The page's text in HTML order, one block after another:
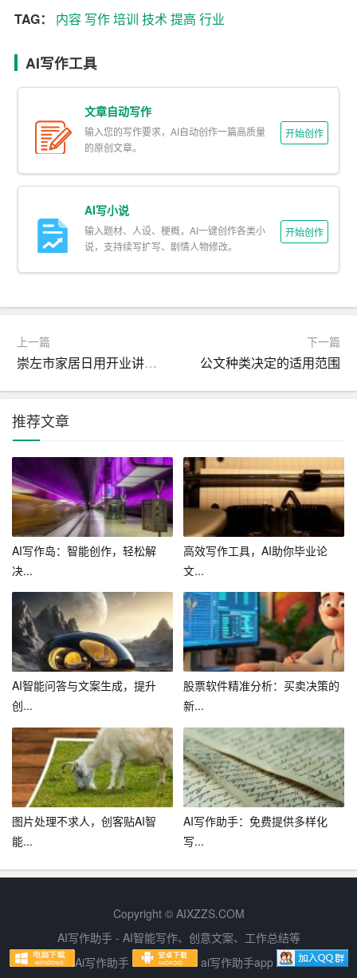
效生产各类在线教育内容，如文章、视频脚本和互动式教
学材料等。
5. 学术研究支持：AI写作技术可以帮助研究人员快速整理
文献资料、生成研究报告，提高学术研究的效率。
面临的挑战
1. 内容质量和准确性：AI写作生成的内容可能存在逻辑错
误或者表述不清的问题，需要人工进一步审核和修正。
2. 知识产权保护：AI写作生成的作品如何保护知识产权，
度不高，担心技术会影响教学质量。
应对策略
1. 建立严格的审核机制：对于AI写作生成的内容，培训机
构应建立严格的审核机制，确保内容的质量和准确性。
2. 加强知识产权培训和保护：对AI写作技术进行知识产权
方面的培训，加强作品的知识产权保护。
3. 增强用户体验：通过增强AI写作技术的交互性和个性化
定制，提高用户体验，增加用户的接受度。
4. 持续关注技术发展：培训机构应持续关注AI写作技术的
发展动态，及时更新技术，保持行业竞争力。
总之，AI写作技术为培训机构提供了前所未有的机遇。培
训机构应充分认识到AI写作技术的潜力和价值，积极探索
和应用，同时也要关注和应对相关的挑战，以此推动行业
的创新和发展。
TAG： 内容 写作培训 技术提高 行业
AI写作工具
文章自动写作
输入您的写作要求，AI自动创作一篇高质量
的原创文章。
开始创作
AI写小说
输入题材、人设、梗概，AI一键创作各类小
说，支持续写扩写、剧情人物修改。
开始创作
上一篇
崇左市家居日用开业讲话稿
下一篇
公文种类决定的适用范围
推荐文章
AI写作岛：智能创作，轻松解
决...
高效写作工具，AI助你毕业论
文...
AI智能问答与文案生成，提升
创...
股票软件精准分析：买卖决策的
新...
图片处理不求人，创客贴AI智
能...
AI写作助手：免费提供多样化
写...
Copyright © AIXZZS.COM
AI写作助手 - AI智能写作、创意文案、工作总结等
Ai写作助手
ai写作助手app